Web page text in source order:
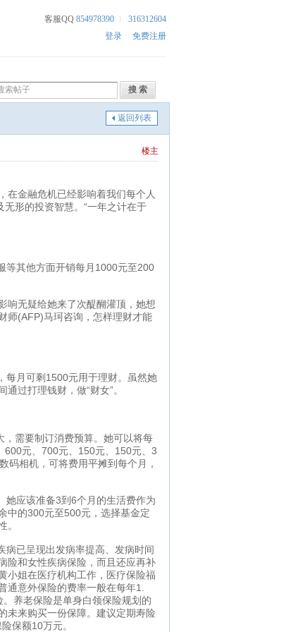
客服QQ 854978390
316312604
登录
免费注册
返回列表
楼主
在金融危机已经影响着我们每个人
形的投资智慧。“一年之计在于
其他方面开销每月1000元至200
无疑给她来了次醍醐灌顶，她想
师(AFP)马珂咨询，怎样理财才能
月可剩1500元用于理财。虽然她
过打理钱财，做“财女”。
需要制订消费预算。她可以将每
600元、700元、150元、150元、3
码相机，可将费用平摊到每个月，
应该准备3到6个月的生活费作为
中的300元至500元，选择基金定
。
已呈现出发病率提高、发病时间
险和女性疾病保险，而且还应再补
小姐在医疗机构工作，医疗保险福
意外保险的费率一般在每年1.
养老保险是单身白领保险规划的
未来购买一份保障。建议定期寿险
保额10万元。